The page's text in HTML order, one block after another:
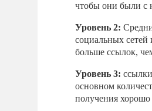
чтобы они были с
Уровень 2:
социальных
больше ссылок,
Уровень 3:
основном
получения